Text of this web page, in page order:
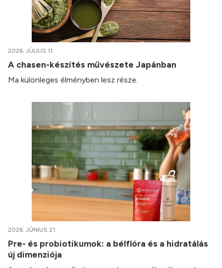
2026. JÚLIUS 11.
A chasen-készítés művészete Japánban
Ma különleges élményben lesz része.
2026. JÚNIUS 21.
Pre- és probiotikumok: a bélflóra és a hidratálás
új dimenziója